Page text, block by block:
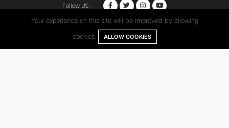
Follow US :
© Copyright 2020. Hutama Karya All Rights Reserved.
Your experience on this site will be improved by allowing
cookies. ALLOW COOKIES